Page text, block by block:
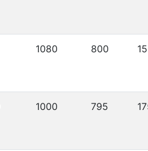
1080 800
1000 795